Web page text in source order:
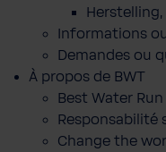
Informations
Demandes ou
À propos de BWT
Best Water
Responsabilité
Change the